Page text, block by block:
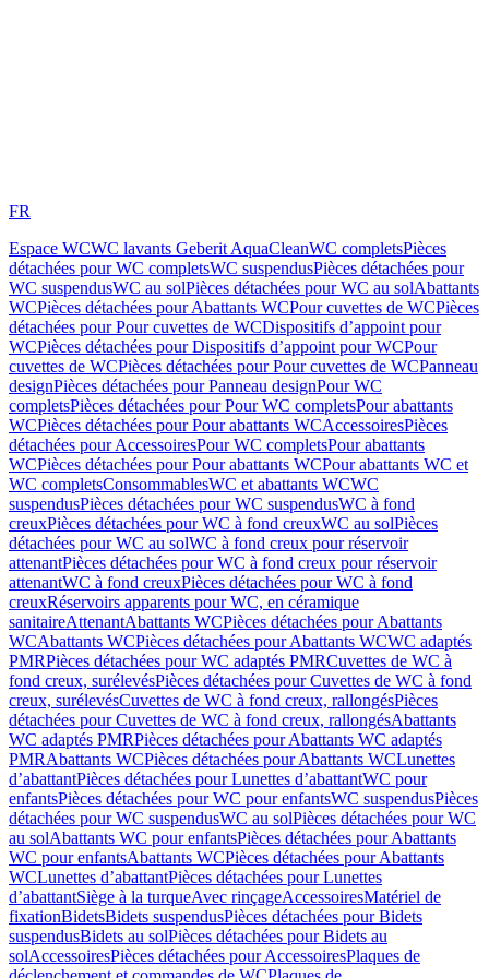
FR
Espace WCWC lavants Geberit AquaCleanWC completsPièces
détachées pour WC completsWC suspendusPièces détachées pour
WC suspendusWC au solPièces détachées pour WC au solAbattants
WCPièces détachées pour Abattants WCPour cuvettes de WCPièces
détachées pour Pour cuvettes de WCDispositifs d’appoint pour
WCPièces détachées pour Dispositifs d’appoint pour WCPour
cuvettes de WCPièces détachées pour Pour cuvettes de WCPanneau
designPièces détachées pour Panneau designPour WC
completsPièces détachées pour Pour WC completsPour abattants
WCPièces détachées pour Pour abattants WCAccessoiresPièces
détachées pour AccessoiresPour WC completsPour abattants
WCPièces détachées pour Pour abattants WCPour abattants WC et
WC completsConsommablesWC et abattants WCWC
suspendusPièces détachées pour WC suspendusWC à fond
creuxPièces détachées pour WC à fond creuxWC au solPièces
détachées pour WC au solWC à fond creux pour réservoir
attenantPièces détachées pour WC à fond creux pour réservoir
attenantWC à fond creuxPièces détachées pour WC à fond
creuxRéservoirs apparents pour WC, en céramique
sanitaireAttenantAbattants WCPièces détachées pour Abattants
WCAbattants WCPièces détachées pour Abattants WCWC adaptés
PMRPièces détachées pour WC adaptés PMRCuvettes de WC à
fond creux, surélevésPièces détachées pour Cuvettes de WC à fond
creux, surélevésCuvettes de WC à fond creux, rallongésPièces
détachées pour Cuvettes de WC à fond creux, rallongésAbattants
WC adaptés PMRPièces détachées pour Abattants WC adaptés
PMRAbattants WCPièces détachées pour Abattants WCLunettes
d’abattantPièces détachées pour Lunettes d’abattantWC pour
enfantsPièces détachées pour WC pour enfantsWC suspendusPièces
détachées pour WC suspendusWC au solPièces détachées pour WC
au solAbattants WC pour enfantsPièces détachées pour Abattants
WC pour enfantsAbattants WCPièces détachées pour Abattants
WCLunettes d’abattantPièces détachées pour Lunettes
d’abattantSiège à la turqueAvec rinçageAccessoiresMatériel de
fixationBidetsBidets suspendusPièces détachées pour Bidets
suspendusBidets au solPièces détachées pour Bidets au
solAccessoiresPièces détachées pour AccessoiresPlaques de